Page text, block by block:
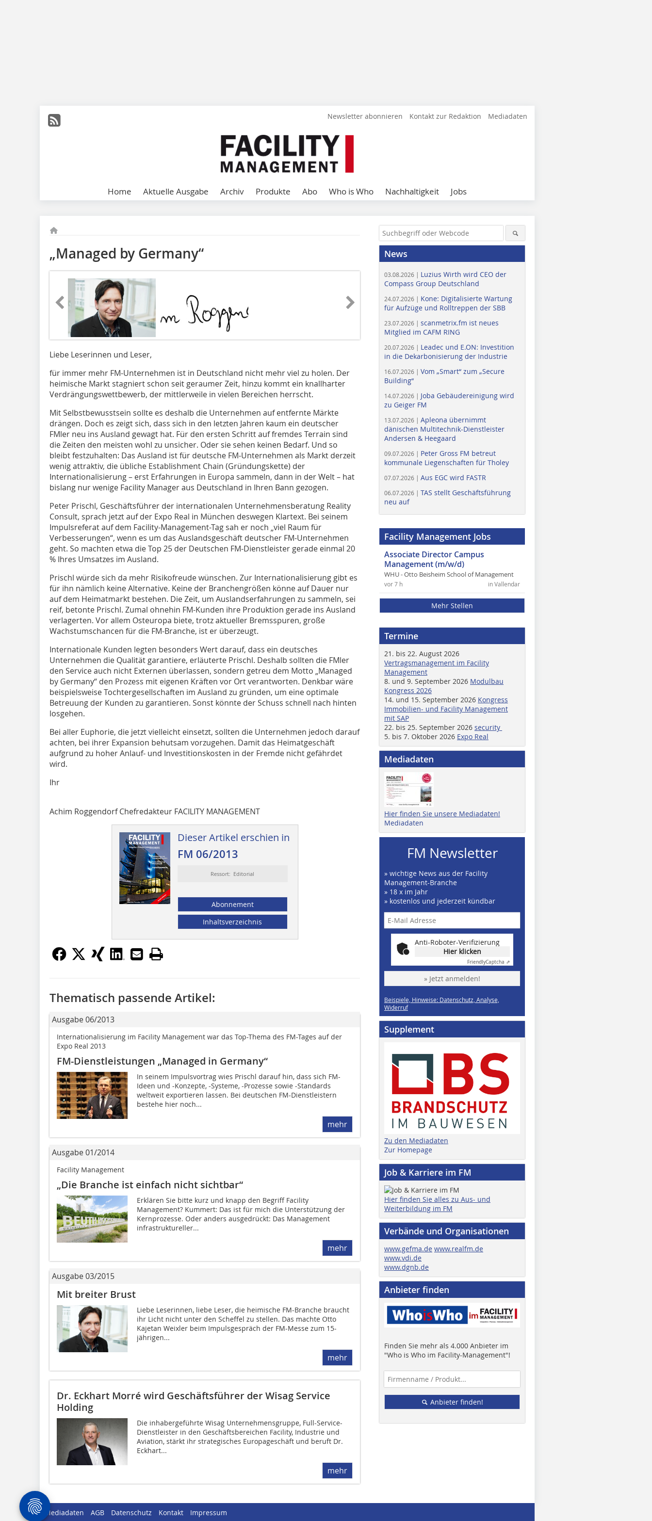
Newsletter abonnieren Kontakt zur Redaktion Mediadaten
Home Aktuelle Ausgabe Archiv Produkte Abo Who is Who Nachhaltigkeit Jobs
„Managed by Germany“
Liebe Leserinnen und Leser,
für immer mehr FM-Unternehmen ist in Deutschland nicht mehr viel zu holen. Der
heimische Markt stagniert schon seit geraumer Zeit, hinzu kommt ein knallharter
Verdrängungswettbewerb, der mittlerweile in vielen Bereichen herrscht.
Mit Selbstbewusstsein sollte es deshalb die Unternehmen auf entfernte Märkte
drängen. Doch es zeigt sich, dass sich in den letzten Jahren kaum ein deutscher
FMler neu ins Ausland gewagt hat. Für den ersten Schritt auf fremdes Terrain sind
die Zeiten den meisten wohl zu ­unsicher. Oder sie sehen keinen Bedarf. Und so
bleibt festzuhalten: Das Ausland ist für deutsche FM-Unternehmen als Markt derzeit
wenig attraktiv, die übliche Establishment Chain (Gründungskette) der
Internationalisierung – erst Erfahrungen in Europa sammeln, dann in der Welt – hat
bislang nur wenige ­Facility Manager aus Deutschland in ­Ihren Bann gezogen.
Peter Prischl, Geschäftsführer der internationalen Unternehmensberatung ­Reality
Consult, sprach jetzt auf der ­Expo Real in München deswegen Klartext. Bei seinem
Impulsreferat auf dem Facility-Management-Tag sah er noch „viel Raum für
Verbesserungen“, wenn es um das Auslandsgeschäft deutscher FM-Unternehmen
geht. So machten ­etwa die Top 25 der Deutschen FM-Dienstleister gerade einmal 20
% Ihres Umsatzes im Ausland.
Prischl würde sich da mehr Risikofreude wünschen. Zur Internationalisierung gibt es
für ihn nämlich keine Alternative. Keine der Branchengrößen könne auf Dauer nur
auf dem Heimatmarkt bestehen. Die Zeit, um Auslandserfahrungen zu sammeln, sei
reif, betonte Prischl. Zumal ohnehin FM-Kunden ihre Produktion gerade ins Ausland
verlagerten. Vor allem Osteuropa biete, trotz aktu­eller Bremsspuren, große
Wachstumschancen für die FM-Branche, ist er überzeugt.
Internationale Kunden legten besonders Wert darauf, dass ein deutsches
Unternehmen die Qualität garantiere, erläuterte Prischl. Deshalb sollten die FMler
den Service auch nicht Externen überlassen, sondern getreu dem Motto „­Managed
by Germany“ den Prozess mit eigenen Kräften vor Ort verantworten. Denkbar wäre
beispielsweise Tochtergesellschaften im Ausland zu gründen, um eine optimale
Betreuung der Kunden zu garantieren. Sonst könnte der Schuss schnell nach hinten
losgehen.
Bei aller Euphorie, die jetzt vielleicht einsetzt, sollten die Unternehmen jedoch darauf
achten, bei ihrer Expansion behutsam vorzugehen. Damit das Heimatgeschäft
aufgrund zu hoher Anlauf- und Investitionskosten in der Fremde nicht gefährdet
wird.
Ihr
Achim Roggendorf Chefredakteur FACILITY MANAGEMENT
Dieser Artikel erschien in
FM 06/2013
Ressort: Editorial
Abonnement
Inhaltsverzeichnis
Thematisch passende Artikel:
Ausgabe 06/2013
Internationalisierung im Facility Management war das Top-Thema des ­FM-Tages auf der
Expo Real 2013
FM-Dienstleistungen „Managed in Germany“
In seinem Impulsvortrag wies Prischl darauf hin, dass sich FM-
Ideen und -Konzepte, -Systeme, -Prozesse sowie -Standards
weltweit exportieren lassen. Bei deutschen FM-Dienstleistern
bestehe hier noch...
mehr
Ausgabe 01/2014
Facility Management
„Die Branche ist einfach nicht sichtbar“
Erklären Sie bitte kurz und knapp den Begriff Facility
Management? Kummert: Das ist für mich die Unterstützung der
Kernprozesse. Oder anders ausgedrückt: Das Management
infrastruktureller...
mehr
Ausgabe 03/2015
Mit breiter Brust
Liebe Leserinnen, liebe Leser, die heimische FM-Branche braucht
ihr Licht nicht unter den Scheffel zu stellen. Das machte Otto
Kajetan Weixler beim Impulsgespräch der FM-Messe zum 15-
jährigen...
mehr
Dr. Eckhart Morré wird Geschäftsführer der Wisag Service
Holding
Die inhabergeführte Wisag Unternehmensgruppe, Full-Service-
Dienstleister in den Geschäftsbereichen Facility, Industrie und
Aviation, stärkt ihr strategisches Europageschäft und beruft Dr.
Eckhart...
mehr
News
03.08.2026 | Luzius Wirth wird CEO der
Compass Group Deutschland
24.07.2026 | Kone: Digitalisierte Wartung
für Aufzüge und Rolltreppen der SBB
23.07.2026 | scanmetrix.fm ist neues
Mitglied im CAFM RING
20.07.2026 | Leadec und E.ON: Investition
in die Dekarbonisierung der Industrie
16.07.2026 | Vom „Smart“ zum „Secure
Building“
14.07.2026 | Joba Gebäudereinigung wird
zu Geiger FM
13.07.2026 | Apleona übernimmt
dänischen Multitechnik-Dienstleister
Andersen & Heegaard
09.07.2026 | Peter Gross FM betreut
kommunale Liegenschaften für Tholey
07.07.2026 | Aus EGC wird FASTR
06.07.2026 | TAS stellt Geschäftsführung
neu auf
Facility Management Jobs
Associate Director Campus
Management (m/w/d)
WHU - Otto Beisheim School of Management
in Vallendar
vor 7 h
Mehr Stellen
Termine
21. bis 22. August 2026
Vertragsmanagement im Facility
Management
8. und 9. September 2026 Modulbau
Kongress 2026
14. und 15. September 2026 Kongress
Immobilien- und Facility Management
mit SAP
22. bis 25. September 2026 security
5. bis 7. Oktober 2026 Expo Real
Mediadaten
Hier finden Sie unsere Mediadaten!
Mediadaten
FM Newsletter
» wichtige News aus der Facility
Management-Branche
» 18 x im Jahr
» kostenlos und jederzeit kündbar
Anti-Roboter-Verifizierung
Hier klicken
FriendlyCaptcha ⇗
» Jetzt anmelden!
Beispiele, Hinweise: Datenschutz, Analyse,
Widerruf
Supplement
Zu den Mediadaten
Zur Homepage
Job & Karriere im FM
Hier finden Sie alles zu Aus- und
Weiterbildung im FM
Verbände und Organisationen
www.gefma.de www.realfm.de
www.vdi.de
www.dgnb.de
Anbieter finden
Finden Sie mehr als 4.000 Anbieter im
"Who is Who im Facility-Management"!
Anbieter finden!
Mediadaten AGB Datenschutz Kontakt Impressum